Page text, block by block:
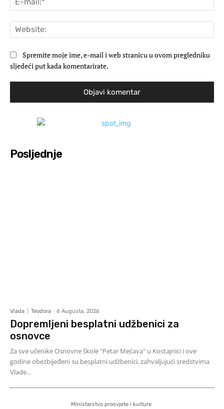
Spremite moje ime, e-mail i web stranicu u ovom pregledniku
sljedeći put kada komentarirate.
Posljednje
Vlada Teodora - 6 Augusta, 2026
Dopremljeni besplatni udžbenici za
osnovce
Za sve učenike Osnovne škole "Petar Mećava" u Kostajnici i ove
godine obezbijeđeni su besplatni udžbenici, zahvaljujući sredstvima
Vlade...
Ministarstvo prosvjete i kulture